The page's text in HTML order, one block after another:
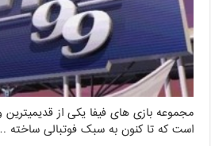
مجموعه بازی های فیفا یکی از
است که تا کنون به سبک فوتبالی ساخته